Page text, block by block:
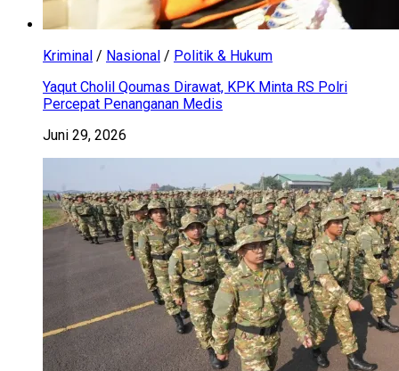
Kriminal / Nasional / Politik & Hukum
Yaqut Cholil Qoumas Dirawat, KPK Minta RS Polri
Percepat Penanganan Medis
Juni 29, 2026